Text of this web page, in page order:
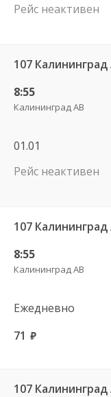
Рейс неактивен
107
8:55
Калининград АВ
01.01
Рейс неактивен
107
8:55
Калининград АВ
Ежедневно
71 руб.
107